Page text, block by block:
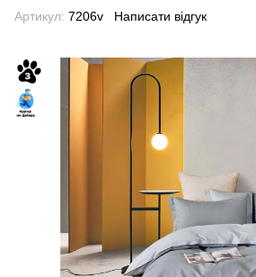
Артикул: 7206v Написати відгук